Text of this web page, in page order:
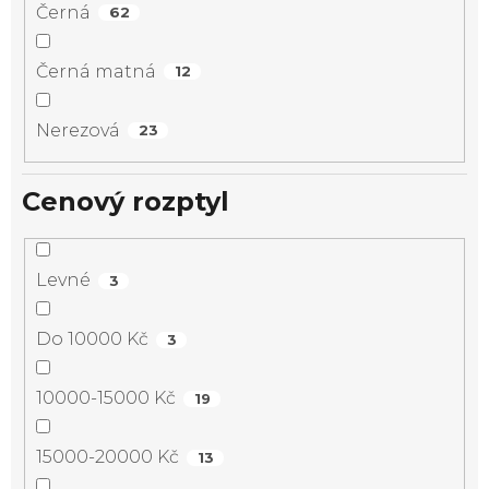
Černá 62
Černá matná 12
Nerezová 23
Cenový rozptyl
Levné 3
Do 10000 Kč 3
10000-15000 Kč 19
15000-20000 Kč 13